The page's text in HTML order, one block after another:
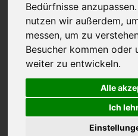
Bedürfnisse
nutzen wir außerdem,
messen, um zu
Besucher kommen oder
weiter zu entwickeln.
Alle
Ich
Hoyerswerdaer Str.
Telefon:
(0351) 32 30 377
maxi@nightflight-